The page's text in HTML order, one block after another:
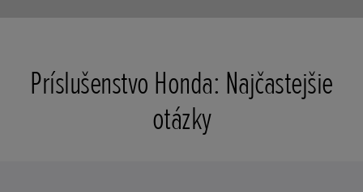
Príslušenstvo Honda: Najčastejšie
otázky